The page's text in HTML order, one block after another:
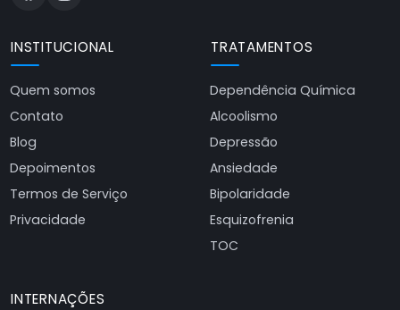
INSTITUCIONAL
Quem somos
Contato
Blog
Depoimentos
Termos de Serviço
Privacidade
TRATAMENTOS
Dependência Química
Alcoolismo
Depressão
Ansiedade
Bipolaridade
Esquizofrenia
TOC
INTERNAÇÕES